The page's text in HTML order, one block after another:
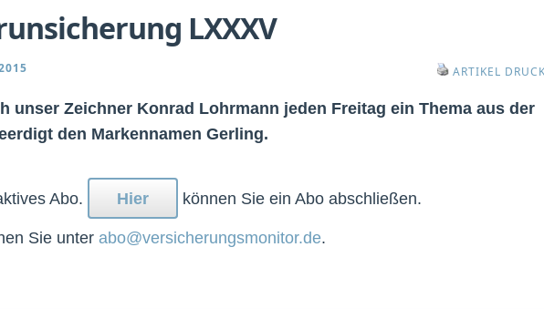
LXXXV
ARTIKEL
unser Zeichner Konrad Lohrmann jeden Freitag ein Thema aus der
den Markennamen Gerling.
Abo.
Hier können Sie ein Abo abschließen.
Sie unter abo@versicherungsmonitor.de.